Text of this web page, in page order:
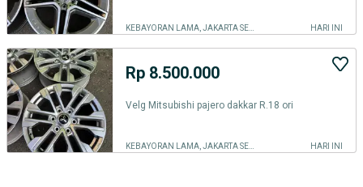
HARI INI
Rp 8.500.000
Velg Mitsubishi pajero dakkar R.18 ori
HARI INI